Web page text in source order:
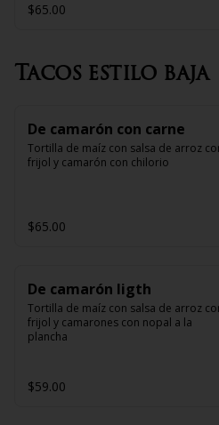
$65.00
Tacos estilo baja
De camarón con carne
Tortilla de maíz con salsa de arroz
frijol y camarón con chilorio
$65.00
De camarón ligth
Tortilla de maíz con salsa de arroz
frijol y camarones con nopal a la
plancha
$59.00